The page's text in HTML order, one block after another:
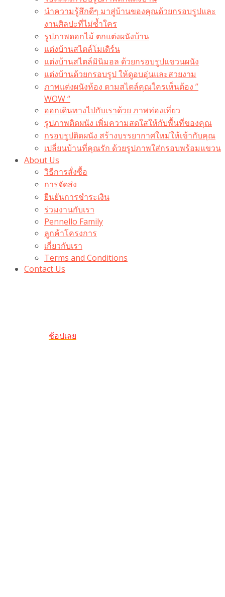
นำความรู้สึกดีๆ มาสู่บ้านของคุณด้วยกรอบรูปและ
งานศิลปะที่ไม่ซ้ำใคร
รูปภาพดอกไม้ ตกแต่งผนังบ้าน
แต่งบ้านสไตล์โมเดิร์น
แต่งบ้านสไตล์มินิมอล ด้วยกรอบรูปแขวนผนัง
แต่งบ้านด้วยกรอบรูป ให้ดูอบอุ่นและสวยงาม
ภาพแต่งผนังห้อง ตามสไตล์คุณใครเห็นต้อง ”
WOW “
ออกเดินทางไปกับเราด้วย ภาพท่องเที่ยว
รูปภาพติดผนัง เพิ่มความสดใสให้กับพื้นที่ของคุณ
กรอบรูปติดผนัง สร้างบรรยากาศใหม่ให้เข้ากับคุณ
เปลี่ยนบ้านที่คุณรัก ด้วยรูปภาพใส่กรอบพร้อมแขวน​
About Us
วิธีการสั่งซื้อ
การจัดส่ง
ยืนยันการชำระเงิน
ร่วมงานกับเรา
Pennello Family
ลูกค้าโครงการ
เกี่ยวกับเรา
Terms and Conditions
Contact Us
ช้อปเลย